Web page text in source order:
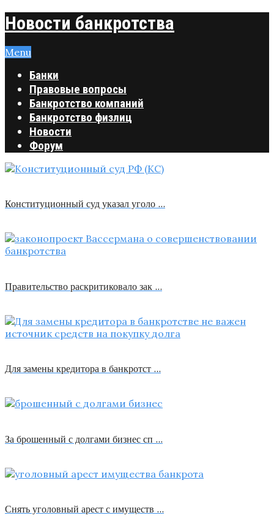
Новости банкротства
Menu
Банки
Правовые вопросы
Банкротство компаний
Банкротство физлиц
Новости
Форум
Конституционный суд указал уголо …
Правительство раскритиковало зак …
Для замены кредитора в банкротст …
За брошенный с долгами бизнес сп …
Снять уголовный арест с имуществ …